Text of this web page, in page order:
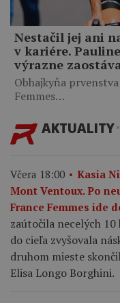
Nestačil jej ani
v kariére.
výrazne
Obhajkyňa
Femmes…
AKTUALITY
Včera 18:00
Kasia
Mont Ventoux. Po
France Femmes ide
zaútočila necelých
do cieľa zvyšovala
druhom mieste
Elisa Longo Borghini.